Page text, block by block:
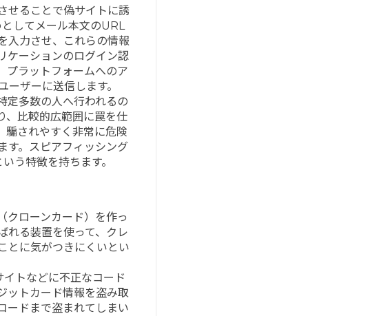
せることで偽サイトに誘
してメール本文のURL
入力させ、これらの情報
ケーションのログイン認
プラットフォームへのア
ザーに送信します。
定多数の人へ行われるの
、比較的広範囲に罠を仕
騙されやすく非常に危険
す。スピアフィッシング
う特徴を持ちます。
クローンカード）を作っ
れる装置を使って、クレ
とに気がつきにくいとい
トなどに不正なコード
ットカード情報を盗み取
ードまで盗まれてしまい